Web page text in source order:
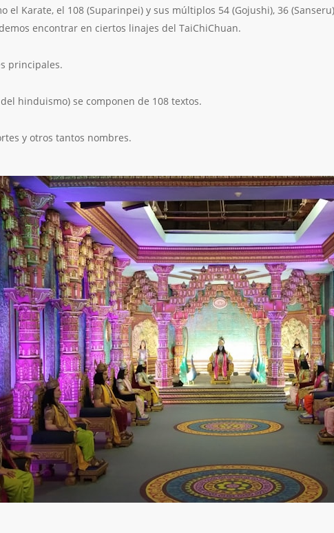
el Karate, el 108 (Suparinpei) y sus múltiplos 54 (Gojushi), 36
encontrar en ciertos linajes del TaiChiChuan.
principales.
hinduismo) se componen de 108 textos.
y otros tantos nombres.